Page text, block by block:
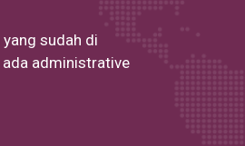
sudah di
ada administrative